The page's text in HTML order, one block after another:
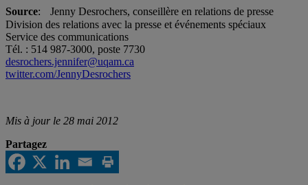
Source: Jenny Desrochers, conseillère en relations de presse
Division des relations avec la presse et événements spéciaux
Service des communications
Tél. : 514 987-3000, poste 7730
desrochers.jennifer@uqam.ca
twitter.com/JennyDesrochers
Mis à jour le 28 mai 2012
Partagez